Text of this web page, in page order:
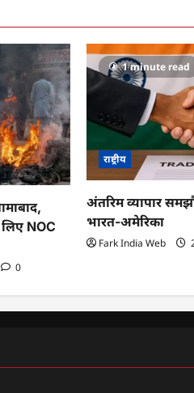
NOC
0
1 minute read
राष्ट्रीय
अंतरिम व्यापार
भारत-अमेरिका
Fark India Web